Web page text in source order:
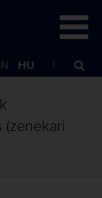
HU
(zenekari